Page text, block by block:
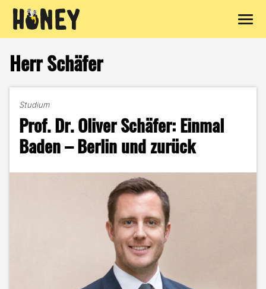
Inhalt
springen
Herr Schäfer
Studium
Prof. Dr. Oliver Schäfer: Einmal
Baden – Berlin und zurück